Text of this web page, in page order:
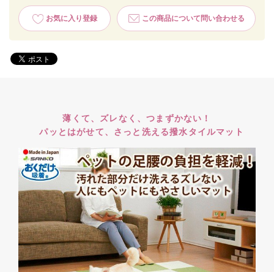
お気に入り登録 この商品について問い合わせる
薄くて、ズレなく、つまずかない！
パッとはがせて、さっと洗える撥水タイルマット